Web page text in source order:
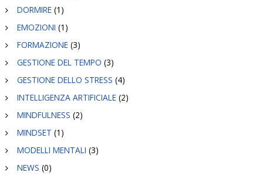
DORMIRE(1)
EMOZIONI (1)
FORMAZIONE(3)
GESTIONE DEL TEMPO (3)
GESTIONE DELLO STRESS (4)
INTELLIGENZA ARTIFICIALE(2)
MINDFULNESS (2)
MINDSET (1)
MODELLI MENTALI (3)
NEWS (0)